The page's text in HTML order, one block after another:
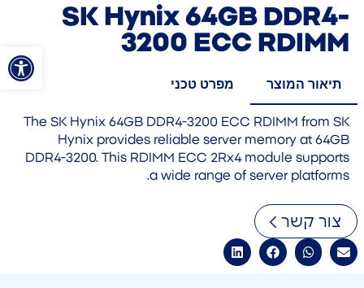
פתח
SK Hynix 64GB DDR4-
3200 ECC RDIMM
תיאור המוצר מפרט טכני
The SK Hynix 64GB DDR4-3200 ECC RDIMM from SK
Hynix provides reliable server memory at 64GB
DDR4-3200. This RDIMM ECC 2Rx4 module supports
a wide range of server platforms.
צור קשר